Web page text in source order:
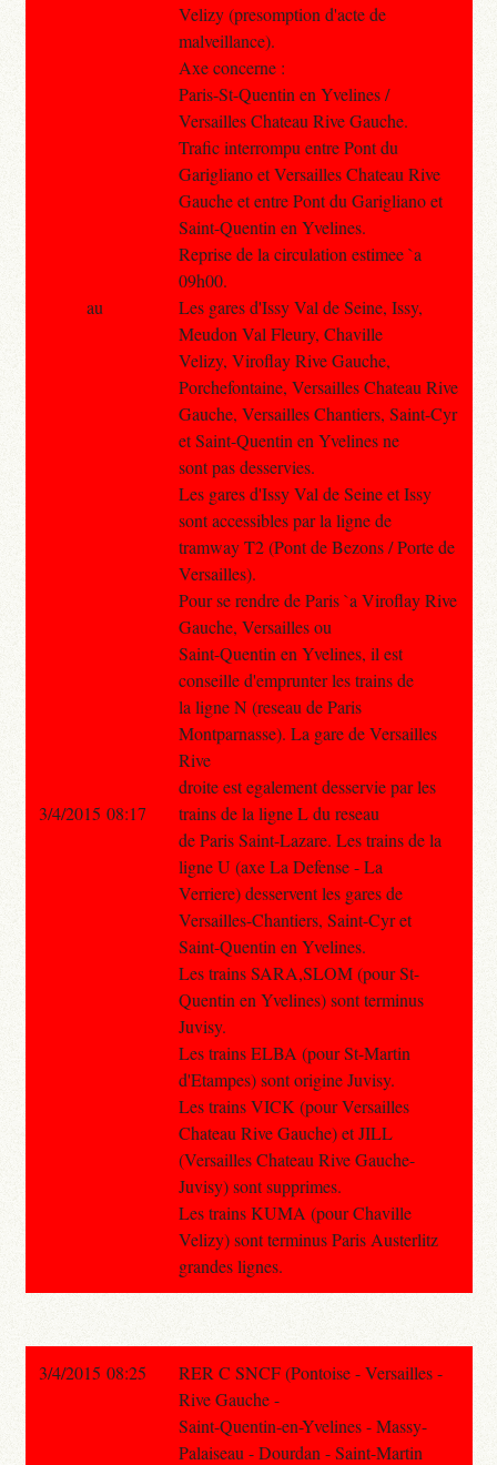
Velizy (presomption d'acte de
malveillance).
Axe concerne :
Paris-St-Quentin en Yvelines /
Versailles Chateau Rive Gauche.
Trafic interrompu entre Pont du
Garigliano et Versailles Chateau Rive
Gauche et entre Pont du Garigliano et
Saint-Quentin en Yvelines.
Reprise de la circulation estimee `a
09h00.
Les gares d'Issy Val de Seine, Issy,
Meudon Val Fleury, Chaville
Velizy, Viroflay Rive Gauche,
Porchefontaine, Versailles Chateau Rive
Gauche, Versailles Chantiers, Saint-Cyr
et Saint-Quentin en Yvelines ne
sont pas desservies.
Les gares d'Issy Val de Seine et Issy
sont accessibles par la ligne de
tramway T2 (Pont de Bezons / Porte de
Versailles).
Pour se rendre de Paris `a Viroflay Rive
Gauche, Versailles ou
Saint-Quentin en Yvelines, il est
conseille d'emprunter les trains de
la ligne N (reseau de Paris
Montparnasse). La gare de Versailles
Rive
droite est egalement desservie par les
trains de la ligne L du reseau
de Paris Saint-Lazare. Les trains de la
ligne U (axe La Defense - La
Verriere) desservent les gares de
Versailles-Chantiers, Saint-Cyr et
Saint-Quentin en Yvelines.
Les trains SARA,SLOM (pour St-
Quentin en Yvelines) sont terminus
Juvisy.
Les trains ELBA (pour St-Martin
d'Etampes) sont origine Juvisy.
Les trains VICK (pour Versailles
Chateau Rive Gauche) et JILL
(Versailles Chateau Rive Gauche-
Juvisy) sont supprimes.
Les trains KUMA (pour Chaville
Velizy) sont terminus Paris Austerlitz
grandes lignes.
au
3/4/2015 08:17
3/4/2015 08:25
RER C SNCF (Pontoise - Versailles -
Rive Gauche -
Saint-Quentin-en-Yvelines - Massy-
Palaiseau - Dourdan - Saint-Martin